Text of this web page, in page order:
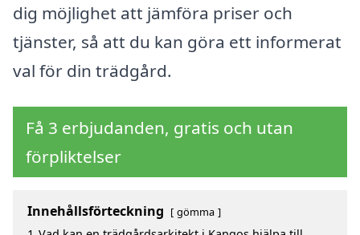
dig möjlighet att jämföra priser och
tjänster, så att du kan göra ett informerat
val för din trädgård.
Få 3 erbjudanden, gratis och utan
förpliktelser
Innehållsförteckning gömma